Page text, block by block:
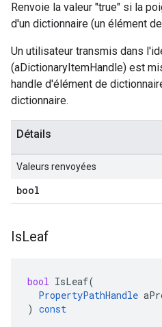
Renvoie la valeur "true" si la
d'un dictionnaire (un élément
Un utilisateur transmis dans
(aDictionaryItemHandle) est
handle d'élément de
dictionnaire.
Détails
Valeurs renvoyées
bool
IsLeaf
bool IsLeaf(
PropertyPathHandle
) const